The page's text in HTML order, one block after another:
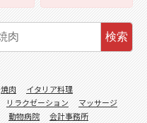
検索
焼肉
イタリア料理
リラクゼーション
マッサージ
動物病院
会計事務所